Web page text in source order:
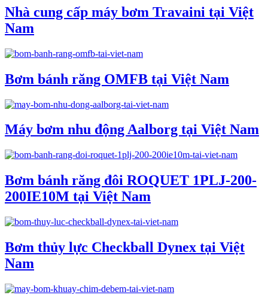
Nhà cung cấp máy bơm Travaini tại Việt
Nam
Bơm bánh răng OMFB tại Việt Nam
Máy bơm nhu động Aalborg tại Việt Nam
Bơm bánh răng đôi ROQUET 1PLJ-200-
200IE10M tại Việt Nam
Bơm thủy lực Checkball Dynex tại Việt
Nam